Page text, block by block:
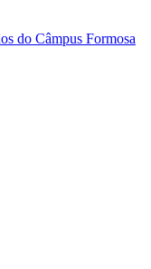
do Câmpus Formosa